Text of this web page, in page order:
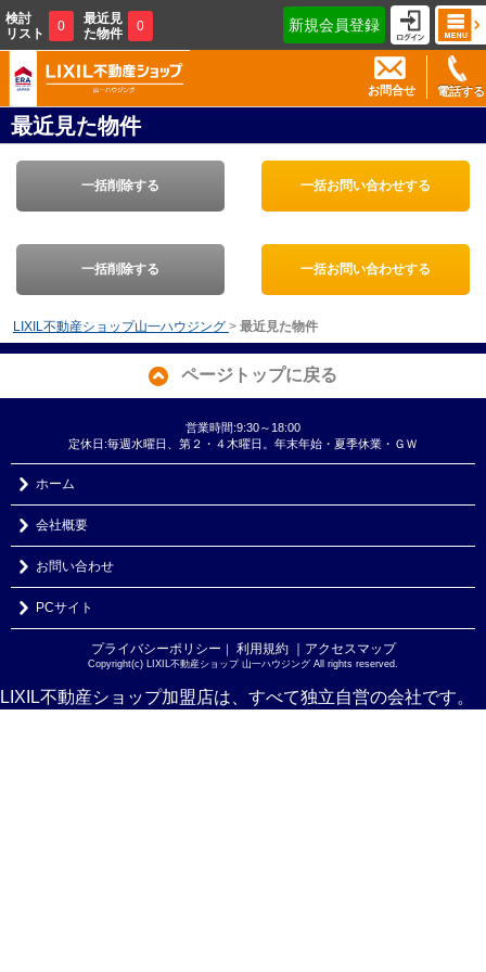
検討
リスト
0
最近見
た物件
0 新規会員登録
電話する
お問合せ
最近見た物件
一括削除する 一括お問い合わせする
一括削除する 一括お問い合わせする
LIXIL不動産ショップ山一ハウジング > 最近見た物件
ページトップに戻る
営業時間:9:30～18:00
定休日:毎週水曜日、第２・４木曜日。年末年始・夏季休業・ＧＷ
ホーム
会社概要
お問い合わせ
PCサイト
プライバシーポリシー ｜ 利用規約 ｜アクセスマップ
Copyright(c) LIXIL不動産ショップ 山一ハウジング All rights reserved.
LIXIL不動産ショップ加盟店は、すべて独立自営の会社です。